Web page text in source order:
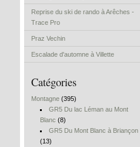
Reprise du ski de rando à Arêches -
Trace Pro
Praz Vechin
Escalade d'automne à Villette
Catégories
Montagne (395)
GR5 Du lac Léman au Mont
Blanc (8)
GR5 Du Mont Blanc à Briançon
(13)